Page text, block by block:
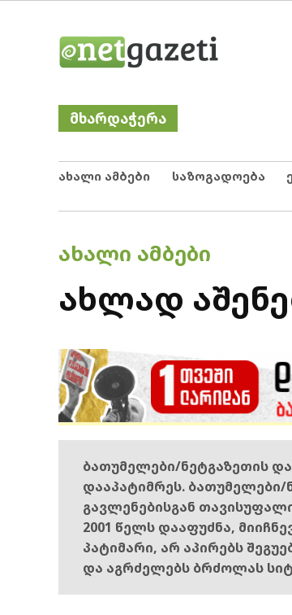
მხარდაჭერა
ახალი ამბები საზოგადოება
POSTED
ᲐᲮᲐᲚᲘ ᲐᲛᲑᲔᲑᲘ
ახლად
ბათუმელები/ნეტგაზეთის
დააპატიმრეს.
გავლენებისგან
2001 წელს დააფუძნა,
პატიმარი, არ აპირებს
და აგრძელებს ბრძოლას